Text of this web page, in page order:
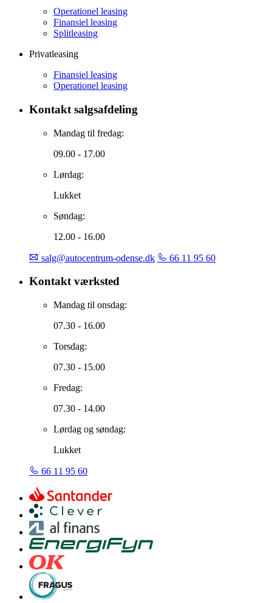
Operationel leasing
Finansiel leasing
Splitleasing
Privatleasing
Finansiel leasing
Operationel leasing
Kontakt salgsafdeling
Mandag til fredag:
09.00 - 17.00
Lørdag:
Lukket
Søndag:
12.00 - 16.00
salg@autocentrum-odense.dk 66 11 95 60
Kontakt værksted
Mandag til onsdag:
07.30 - 16.00
Torsdag:
07.30 - 15.00
Fredag:
07.30 - 14.00
Lørdag og søndag:
Lukket
66 11 95 60